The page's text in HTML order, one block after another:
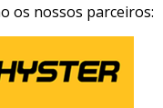
os nossos parceiros: